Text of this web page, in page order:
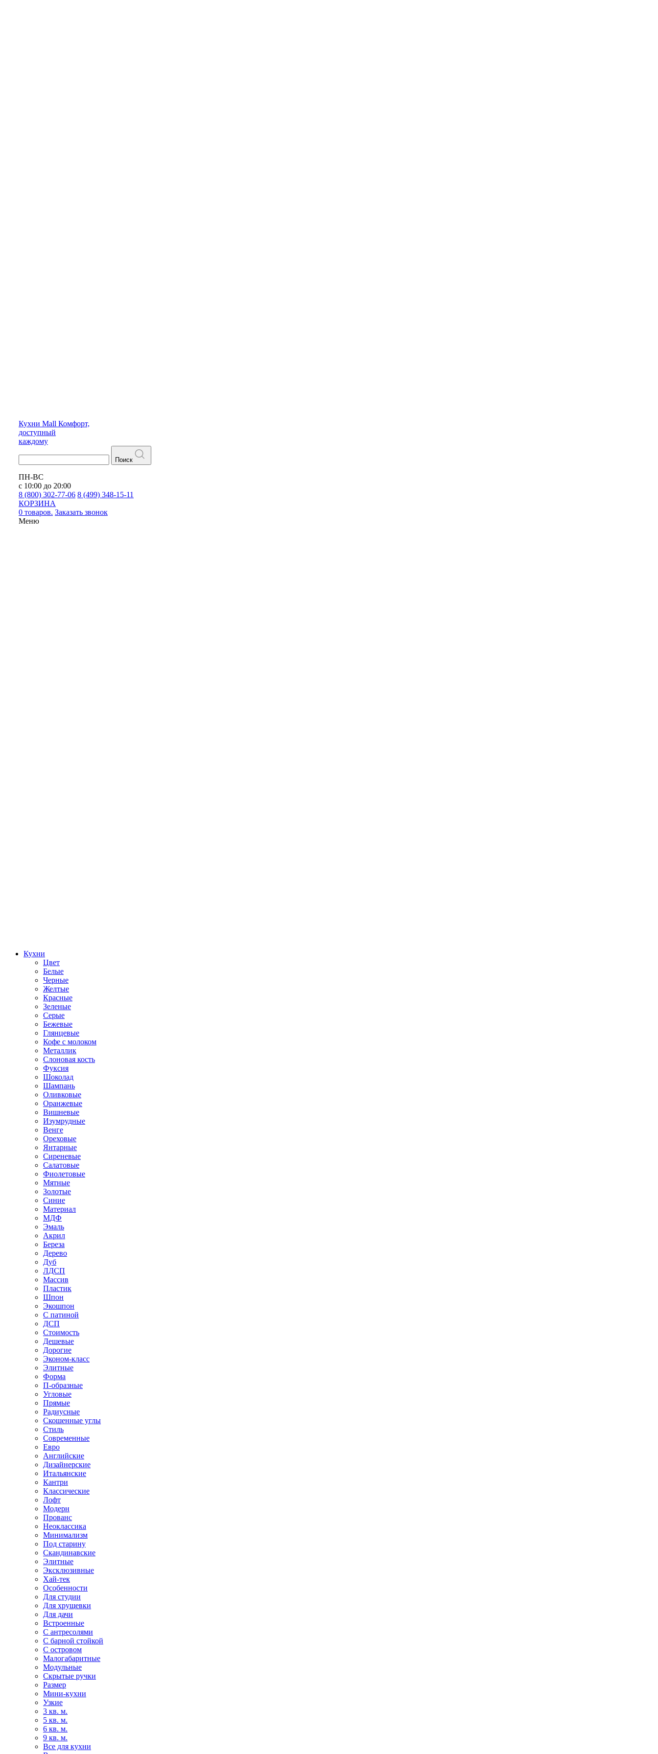
Кухни Mall Комфорт,
доступный
каждому
Поиск
ПН-ВС
с 10:00 до 20:00
8 (800) 302-77-06 8 (499) 348-15-11
КОРЗИНА
0 товаров. Заказать звонок
Меню
Кухни
Цвет
Белые
Черные
Желтые
Красные
Зеленые
Серые
Бежевые
Глянцевые
Кофе с молоком
Металлик
Слоновая кость
Фуксия
Шоколад
Шампань
Оливковые
Оранжевые
Вишневые
Изумрудные
Венге
Ореховые
Янтарные
Сиреневые
Салатовые
Фиолетовые
Мятные
Золотые
Синие
Материал
МДФ
Эмаль
Акрил
Береза
Дерево
Дуб
ЛДСП
Массив
Пластик
Шпон
Экошпон
С патиной
ДСП
Стоимость
Дешевые
Дорогие
Эконом-класс
Элитные
Форма
П-образные
Угловые
Прямые
Радиусные
Скошенные углы
Стиль
Современные
Евро
Английские
Дизайнерские
Итальянские
Кантри
Классические
Лофт
Модерн
Прованс
Неоклассика
Минимализм
Под старину
Скандинавские
Элитные
Эксклюзивные
Хай-тек
Особенности
Для студии
Для хрущевки
Для дачи
Встроенные
С антресолями
С барной стойкой
С островом
Малогабаритные
Модульные
Скрытые ручки
Размер
Мини-кухни
Узкие
3 кв. м.
5 кв. м.
6 кв. м.
9 кв. м.
Все для кухни